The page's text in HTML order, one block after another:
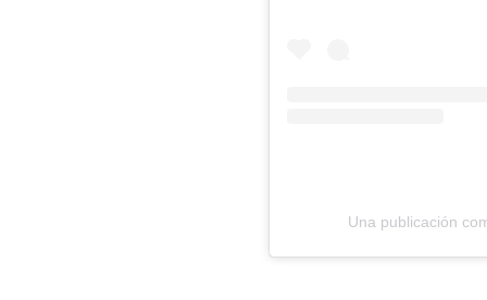
Una publicación